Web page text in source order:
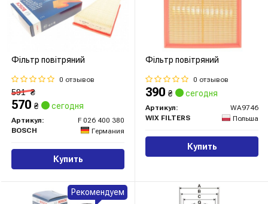
Фільтр повітряний
0 отзывов
591₴
570 ₴ сегодня
Артикул:
F 026 400 380
BOSCH
Германия
Купить
Фільтр повітряний
0 отзывов
390 ₴ сегодня
Артикул:
WA9746
WIX FILTERS
Польша
Купить
Рекомендуем